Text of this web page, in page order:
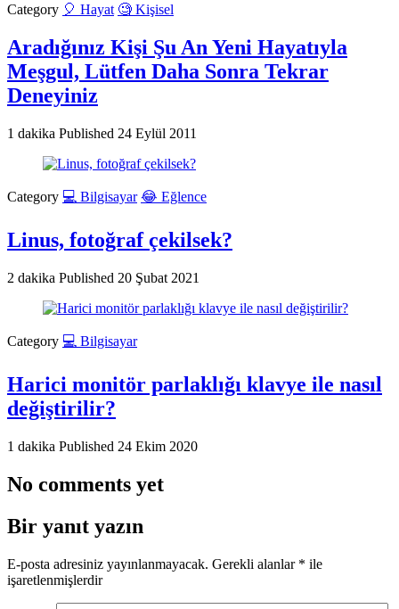
Category 🎈 Hayat 🧐 Kişisel
Aradığınız Kişi Şu An Yeni Hayatıyla
Meşgul, Lütfen Daha Sonra Tekrar
Deneyiniz
1 dakika Published 24 Eylül 2011
Category 💻 Bilgisayar 😂 Eğlence
Linus, fotoğraf çekilsek?
2 dakika Published 20 Şubat 2021
Category 💻 Bilgisayar
Harici monitör parlaklığı klavye ile nasıl
değiştirilir?
1 dakika Published 24 Ekim 2020
No comments yet
Bir yanıt yazın
E-posta adresiniz yayınlanmayacak. Gerekli alanlar * ile
işaretlenmişlerdir